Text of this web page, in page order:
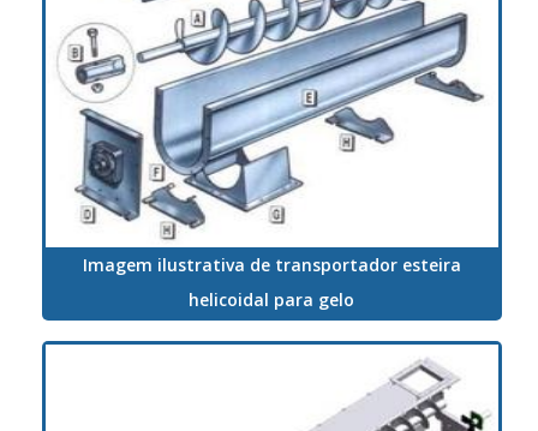
Imagem ilustrativa de transportador esteira
helicoidal para gelo